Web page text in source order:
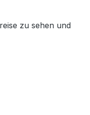
zu sehen und